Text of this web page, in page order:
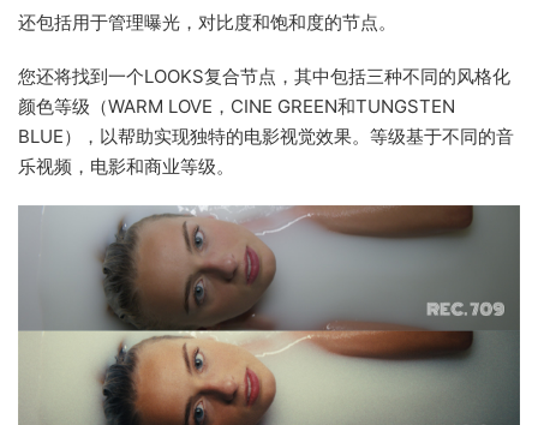
还包括用于管理曝光，对比度和饱和度的节点。
您还将找到一个LOOKS复合节点，其中包括三种不同的风格化
颜色等级（WARM LOVE，CINE GREEN和TUNGSTEN
BLUE），以帮助实现独特的电影视觉效果。等级基于不同的音
乐视频，电影和商业等级。